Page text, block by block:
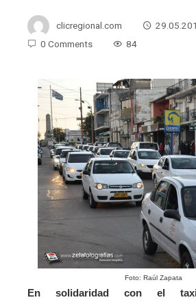
clicregional.com
0 Comments
84
Foto: Raúl Zapata
En solidaridad con el